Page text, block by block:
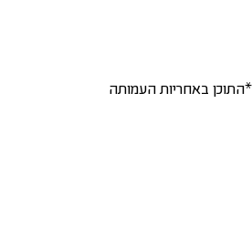
*התוכן באחריות העמותה